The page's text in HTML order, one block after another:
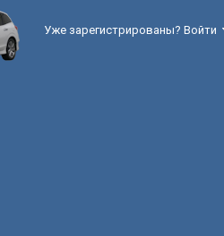
Уже зарегистрированы? Войти